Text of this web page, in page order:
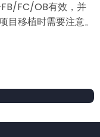
FC/OB有效，并
目移植时需要注意。